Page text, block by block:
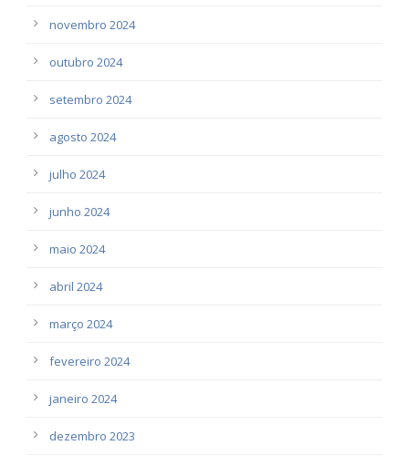
novembro 2024
outubro 2024
setembro 2024
agosto 2024
julho 2024
junho 2024
maio 2024
abril 2024
março 2024
fevereiro 2024
janeiro 2024
dezembro 2023